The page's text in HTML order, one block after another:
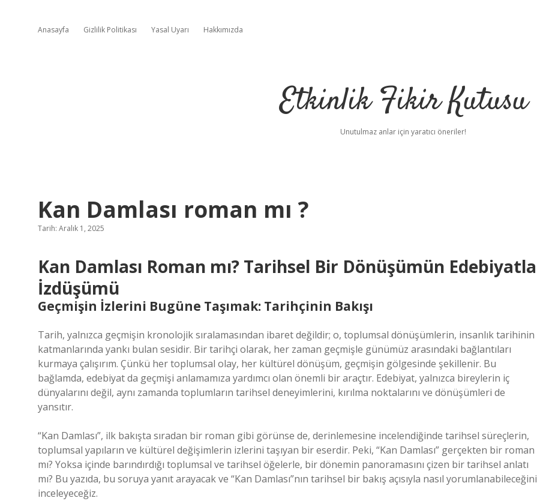
Anasayfa Gizlilik Politikası Yasal Uyarı Hakkımızda
Etkinlik Fikir Kutusu
Unutulmaz anlar için yaratıcı öneriler!
Kan Damlası roman mı ?
Tarih: Aralık 1, 2025
Kan Damlası Roman mı? Tarihsel Bir Dönüşümün Edebiyatla
İzdüşümü
Geçmişin İzlerini Bugüne Taşımak: Tarihçinin Bakışı
Tarih, yalnızca geçmişin kronolojik sıralamasından ibaret değildir; o, toplumsal dönüşümlerin, insanlık tarihinin
katmanlarında yankı bulan sesidir. Bir tarihçi olarak, her zaman geçmişle günümüz arasındaki bağlantıları
kurmaya çalışırım. Çünkü her toplumsal olay, her kültürel dönüşüm, geçmişin gölgesinde şekillenir. Bu
bağlamda, edebiyat da geçmişi anlamamıza yardımcı olan önemli bir araçtır. Edebiyat, yalnızca bireylerin iç
dünyalarını değil, aynı zamanda toplumların tarihsel deneyimlerini, kırılma noktalarını ve dönüşümleri de
yansıtır.
“Kan Damlası”, ilk bakışta sıradan bir roman gibi görünse de, derinlemesine incelendiğinde tarihsel süreçlerin,
toplumsal yapıların ve kültürel değişimlerin izlerini taşıyan bir eserdir. Peki, “Kan Damlası” gerçekten bir roman
mı? Yoksa içinde barındırdığı toplumsal ve tarihsel öğelerle, bir dönemin panoramasını çizen bir tarihsel anlatı
mı? Bu yazıda, bu soruya yanıt arayacak ve “Kan Damlası”nın tarihsel bir bakış açısıyla nasıl yorumlanabileceğini
inceleyeceğiz.